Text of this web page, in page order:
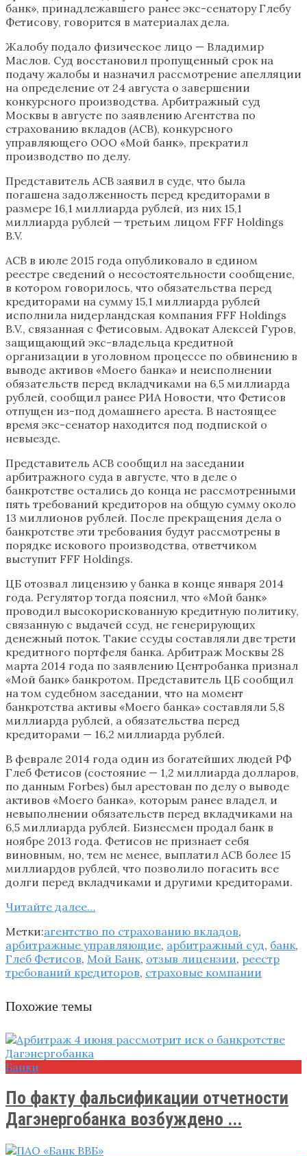
банк», принадлежавшего ранее экс-сенатору Глебу
Фетисову, говорится в материалах дела.
Жалобу подало физическое лицо — Владимир
Маслов. Суд восстановил пропущенный срок на
подачу жалобы и назначил рассмотрение апелляции
на определение от 24 августа о завершении
конкурсного производства. Арбитражный суд
Москвы в августе по заявлению Агентства по
страхованию вкладов (АСВ), конкурсного
управляющего ООО «Мой банк», прекратил
производство по делу.
Представитель АСВ заявил в суде, что была
погашена задолженность перед кредиторами в
размере 16,1 миллиарда рублей, из них 15,1
миллиарда рублей — третьим лицом FFF Holdings
B.V.
АСВ в июле 2015 года опубликовало в едином
реестре сведений о несостоятельности сообщение,
в котором говорилось, что обязательства перед
кредиторами на сумму 15,1 миллиарда рублей
исполнила нидерландская компания FFF Holdings
B.V., связанная с Фетисовым. Адвокат Алексей Гуров,
защищающий экс-владельца кредитной
организации в уголовном процессе по обвинению в
выводе активов «Моего банка» и неисполнении
обязательств перед вкладчиками на 6,5 миллиарда
рублей, сообщил ранее РИА Новости, что Фетисов
отпущен из-под домашнего ареста. В настоящее
время экс-сенатор находится под подпиской о
невыезде.
Представитель АСВ сообщил на заседании
арбитражного суда в августе, что в деле о
банкротстве остались до конца не рассмотренными
пять требований кредиторов на общую сумму около
13 миллионов рублей. После прекращения дела о
банкротстве эти требования будут рассмотрены в
порядке искового производства, ответчиком
выступит FFF Holdings.
ЦБ отозвал лицензию у банка в конце января 2014
года. Регулятор тогда пояснил, что «Мой банк»
проводил высокорискованную кредитную политику,
связанную с выдачей ссуд, не генерирующих
денежный поток. Такие ссуды составляли две трети
кредитного портфеля банка. Арбитраж Москвы 28
марта 2014 года по заявлению Центробанка признал
«Мой банк» банкротом. Представитель ЦБ сообщил
на том судебном заседании, что на момент
банкротства активы «Моего банка» составляли 5,8
миллиарда рублей, а обязательства перед
кредиторами — 16,2 миллиарда рублей.
В феврале 2014 года один из богатейших людей РФ
Глеб Фетисов (состояние — 1,2 миллиарда долларов,
по данным Forbes) был арестован по делу о выводе
активов «Моего банка», которым ранее владел, и
невыполнении обязательств перед вкладчиками на
6,5 миллиарда рублей. Бизнесмен продал банк в
ноябре 2013 года. Фетисов не признает себя
виновным, но, тем не менее, выплатил АСВ более 15
миллиардов рублей, что позволило погасить все
долги перед вкладчиками и другими кредиторами.
Читайте далее…
Метки:агентство по страхованию вкладов,
арбитражные управляющие, арбитражный суд, банк,
Глеб Фетисов, Мой Банк, отзыв лицензии, реестр
требований кредиторов, страховые компании
Похожие темы
Банки
По факту фальсификации отчетности
Дагэнергобанка возбуждено ...